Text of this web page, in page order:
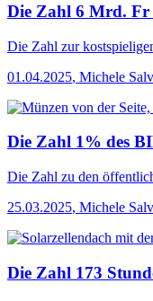
Die Zahl 6 Mrd. Fr
Die Zahl zur
01.04.2025, Michele
Die Zahl 1% des
Die Zahl zu den
25.03.2025, Michele
Die Zahl 173